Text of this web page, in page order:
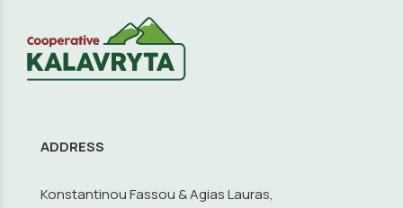
ADDRESS
Konstantinou Fassou & Agias Lauras,